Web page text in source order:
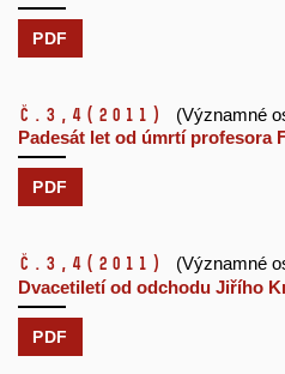
PDF
č.3,4 (2011)
(Významné
Padesát let od úmrtí profesora
PDF
č.3,4 (2011)
(Významné
Dvacetiletí od odchodu Jiřího
PDF